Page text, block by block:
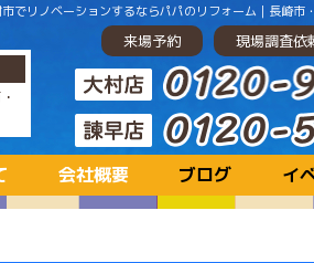
でリノベーションするならパパのリフォーム｜長崎市
来場予約 現場調査依
会社概要 ブログ イ